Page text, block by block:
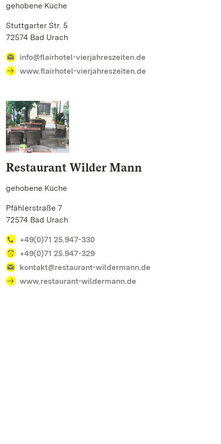
gehobene Küche
Stuttgarter Str. 5
72574 Bad Urach
info@flairhotel-vierjahreszeiten.de
www.flairhotel-vierjahreszeiten.de
Restaurant Wilder Mann
gehobene Küche
Pfählerstraße 7
72574 Bad Urach
+49(0)71 25.947-330
+49(0)71 25.947-329
kontakt@restaurant-wildermann.de
www.restaurant-wildermann.de